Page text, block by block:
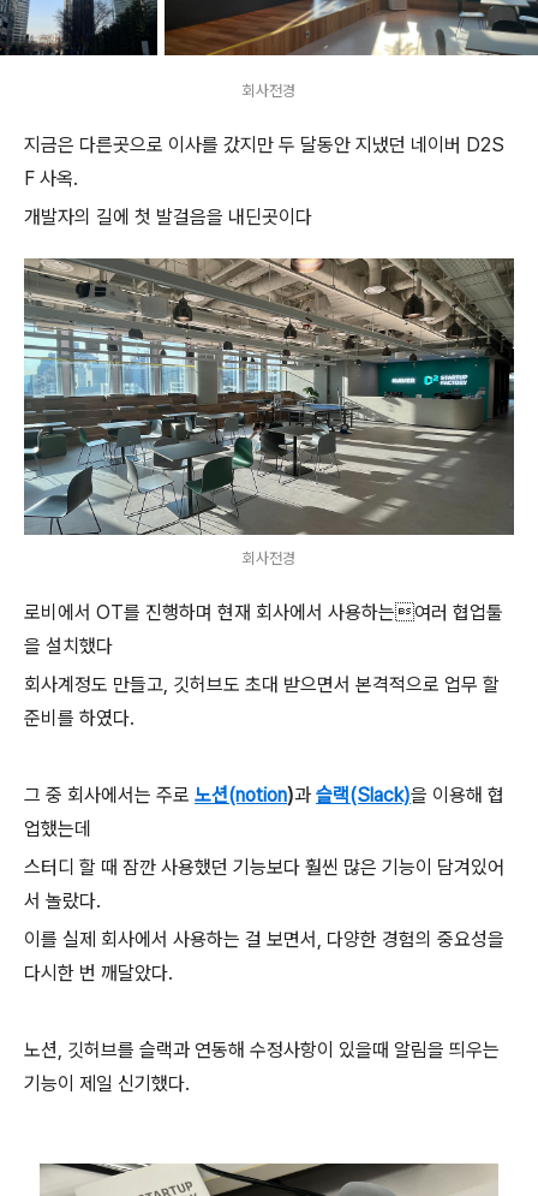
회사전경
지금은 다른곳으로 이사를 갔지만 두 달동안 지냈던 네이버 D2S
F 사옥.
개발자의 길에 첫 발걸음을 내딘곳이다
회사전경
로비에서 OT를 진행하며 현재 회사에서 사용하는여러 협업툴
을 설치했다
회사계정도 만들고, 깃허브도 초대 받으면서 본격적으로 업무 할
준비를 하였다.
그 중 회사에서는 주로 노션(notion)과 슬랙(Slack)을 이용해 협
업했는데
스터디 할 때 잠깐 사용했던 기능보다 훨씬 많은 기능이 담겨있어
서 놀랐다.
이를 실제 회사에서 사용하는 걸 보면서, 다양한 경험의 중요성을
다시한 번 깨달았다.
노션, 깃허브를 슬랙과 연동해 수정사항이 있을때 알림을 띄우는
기능이 제일 신기했다.